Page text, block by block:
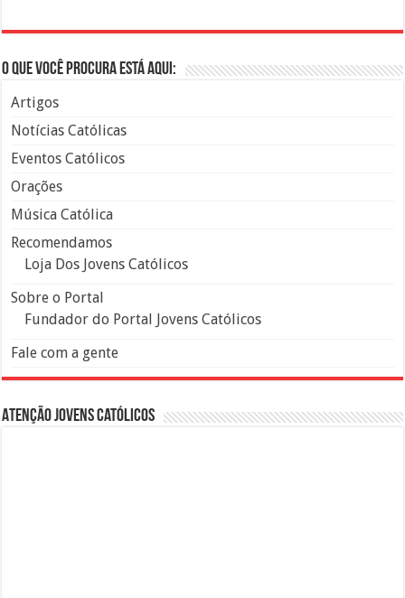
O que você procura está aqui:
Artigos
Notícias Católicas
Eventos Católicos
Orações
Música Católica
Recomendamos
Loja Dos Jovens Católicos
Sobre o Portal
Fundador do Portal Jovens Católicos
Fale com a gente
Atenção Jovens Católicos